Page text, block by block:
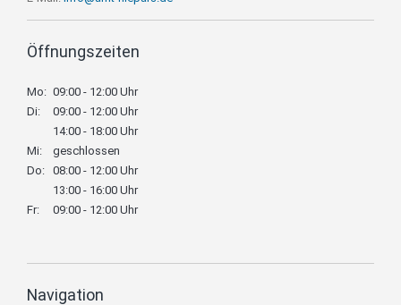
Öffnungszeiten
Mo: 09:00 - 12:00 Uhr
Di:
09:00 - 12:00 Uhr
14:00 - 18:00 Uhr
Mi:
geschlossen
Do: 08:00 - 12:00 Uhr
13:00 - 16:00 Uhr
Fr:
09:00 - 12:00 Uhr
Navigation